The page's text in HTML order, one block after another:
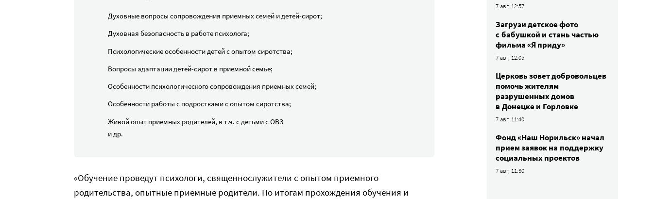
Духовные вопросы сопровождения приемных семей и детей-сирот;
Духовная безопасность в работе психолога;
Психологические особенности детей с опытом сиротства;
Вопросы адаптации детей-сирот в приемной семье;
Особенности психологического сопровождения приемных семей;
Особенности работы с подростками с опытом сиротства;
Живой опыт приемных родителей, в т.ч. с детьми с ОВЗ
и др.
«Обучение проведут психологи, священнослужители с опытом приемного
родительства, опытные приемные родители. По итогам прохождения обучения и
7 авг, 12:57
Загрузи детское фото
с бабушкой и стань частью
фильма «Я приду»
7 авг, 12:05
Церковь зовет добровольцев
помочь жителям
разрушенных домов
в Донецке и Горловке
7 авг, 11:40
Фонд «Наш Норильск» начал
прием заявок на поддержку
социальных проектов
7 авг, 11:30